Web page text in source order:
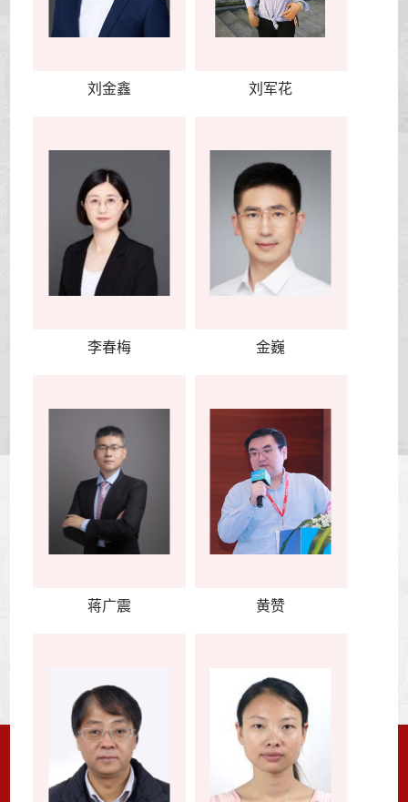
刘金鑫 刘军花
李春梅 金巍
蒋广震 黄赞